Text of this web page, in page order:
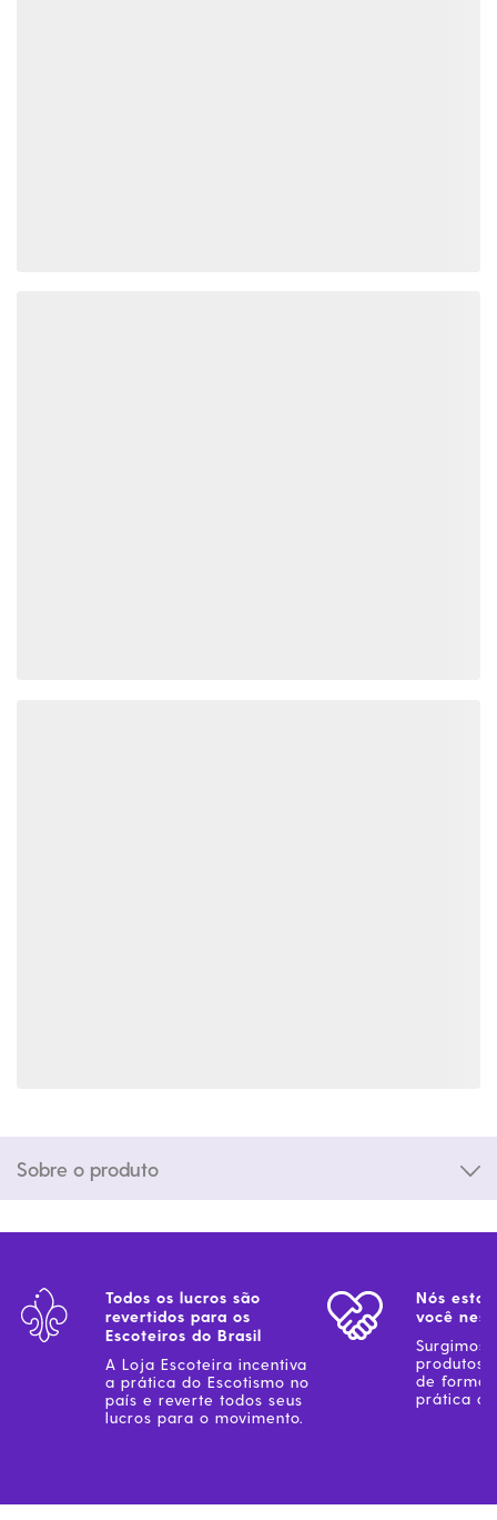
Sobre o produto
Todos os lucros são
revertidos para os
Escoteiros do Brasil
A Loja Escoteira incentiva
a prática do Escotismo no
país e reverte todos seus
lucros para o movimento.
Nós
você
Surgimos
produtos
de forma
prática